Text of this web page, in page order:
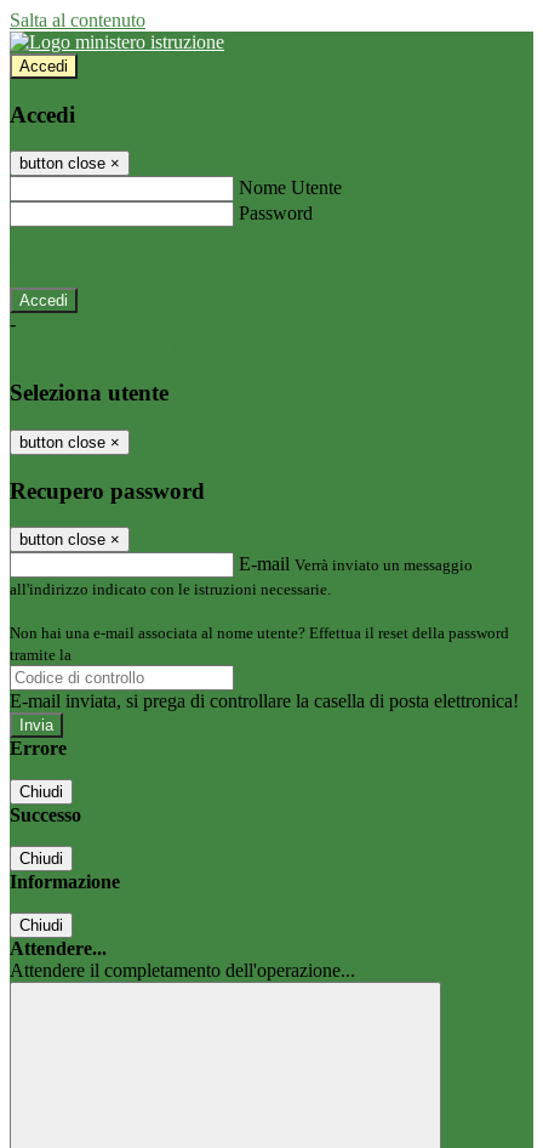
Salta al contenuto
Accedi
Accedi
button close ×
Nome Utente
Password
-
Seleziona utente
button close ×
Recupero password
button close ×
E-mail Verrà inviato un messaggio
all'indirizzo indicato con le istruzioni necessarie.
Non hai una e-mail associata al nome utente? Effettua il reset della password
tramite la
E-mail inviata, si prega di controllare la casella di posta elettronica!
Errore
Chiudi
Successo
Chiudi
Informazione
Chiudi
Attendere...
Attendere il completamento dell'operazione...